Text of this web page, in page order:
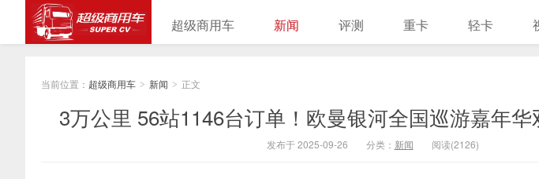
超级商用车 新闻 评测 重卡 轻卡
当前位置： 超级商用车 > 新闻 > 正文
3万公里 56站1146台订单！欧曼银河全国巡游嘉年
发布于 2025-09-26 分类： 新闻 阅读(2126)